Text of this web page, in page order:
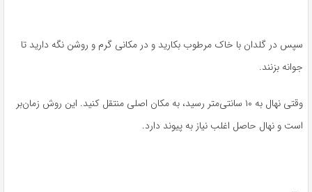
سپس در گلدان با خاک مرطوب بکارید و در مکانی گرم و روشن نگه دارید تا
جوانه بزنند.
وقتی نهال به ۱۰ سانتی‌متر رسید، به مکان اصلی منتقل کنید. این روش زمان‌بر
است و نهال حاصل اغلب نیاز به پیوند دارد.